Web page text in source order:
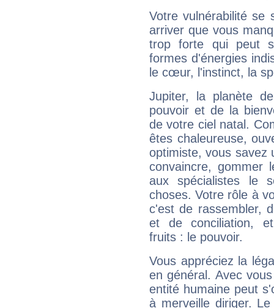
Votre vulnérabilité se
arriver que vous
trop forte qui peut
formes d'énergies
le cœur, l'instinct, la
Jupiter, la planète
pouvoir et de la
de votre ciel natal.
êtes chaleureuse,
optimiste, vous savez
convaincre, gommer
aux spécialistes le
choses. Votre rôle à
c'est de rassembler,
et de conciliation,
fruits : le pouvoir.
Vous appréciez la
en général. Avec
entité humaine peut
à merveille diriger.